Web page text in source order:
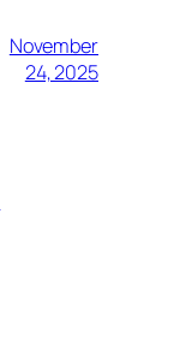
November
24, 2025